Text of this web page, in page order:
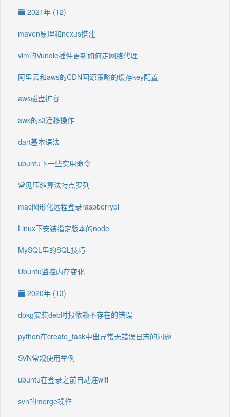
2021年 (12)
maven原理和nexus搭建
vim的Vundle插件更新如何走网络代理
阿里云和aws的CDN回源策略的缓存key配置
aws磁盘扩容
aws的s3迁移操作
dart基本语法
ubuntu下一些实用命令
常见压缩算法特点罗列
mac图形化远程登录raspberrypi
Linux下安装指定版本的node
MySQL里的SQL技巧
Ubuntu监控内存变化
2020年 (13)
dpkg安装deb时报依赖不存在的错误
python在create_task中出异常无错误日志的问题
SVN常规使用举例
ubuntu在登录之前自动连wifi
svn的merge操作